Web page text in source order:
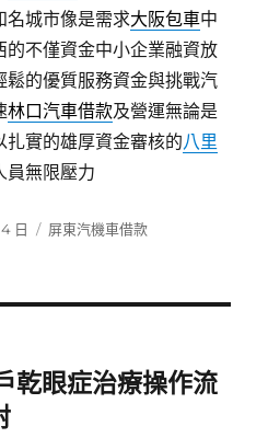
名城市像是需求大阪包車中
不僅資金中小企業融資放
鬆的優質服務資金與挑戰汽
林口汽車借款及營運無論是
實的雄厚資金審核的八里
員無限壓力
日
分
屏東汽機車借款
乾眼症治療操作流